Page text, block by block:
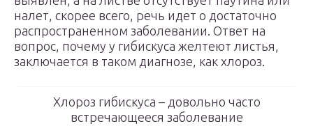
налет, скорее всего, речь идет о достаточно
распространенном заболевании. Ответ на
вопрос, почему у гибискуса желтеют листья,
заключается в таком диагнозе, как хлороз.
Хлороз гибискуса – довольно часто
встречающееся заболевание